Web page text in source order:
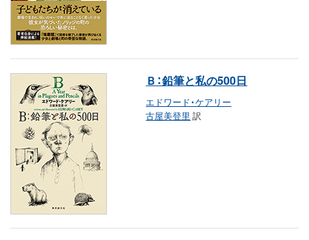
Ｂ：鉛筆と私の500日
エドワード・ケアリー
古屋美登里 訳